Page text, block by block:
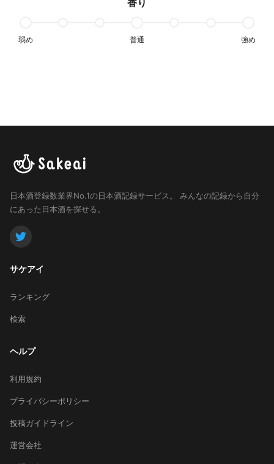
弱め 普通 強め
日本酒登録数業界No.1の日本酒記録サービス。
みんなの記録から自分
にあった日本酒を探せる。
サケアイ
ランキング
検索
ヘルプ
利用規約
プライバシーポリシー
投稿ガイドライン
運営会社